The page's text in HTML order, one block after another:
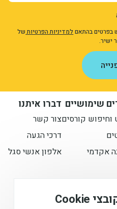
בפרטים בהתאםלמדיניות הפרטיותשל
ישיר.
שימושיים
וחיפוש קורסים
אקדמי
דברו איתנו
צור קשר
דרכי הגעה
אלפון אנשי סגל
איתנו
אנו משתמשים בקובצי Cookie